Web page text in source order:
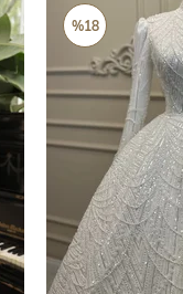
ÜRÜN
%18